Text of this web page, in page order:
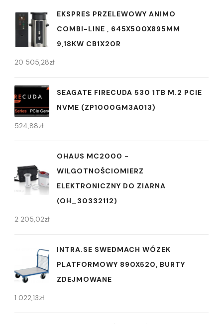
EKSPRES PRZELEWOWY ANIMO
COMBI-LINE , 645X500X895MM
9,18KW CB1X20R
20 505,28zł
SEAGATE FIRECUDA 530 1TB M.2 PCIE
NVME (ZP1000GM3A013)
524,88zł
OHAUS MC2000 -
WILGOTNOŚCIOMIERZ
ELEKTRONICZNY DO ZIARNA
(OH_30332112)
2 205,02zł
INTRA.SE SWEDMACH WÓZEK
PLATFORMOWY 890X520, BURTY
ZDEJMOWANE
1 022,13zł